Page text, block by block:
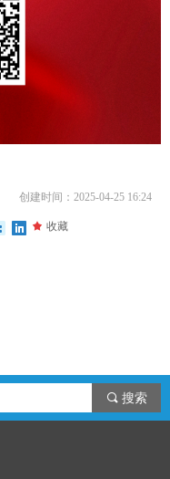
끄 收藏
创建时间： 2025-04-25 16:24
끠 搜索